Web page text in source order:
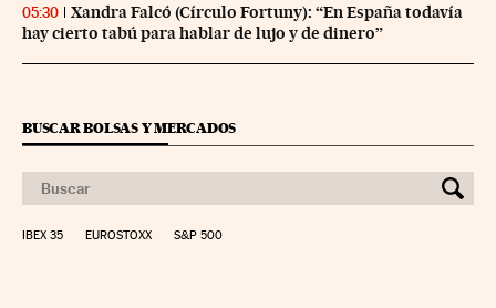
05:30
Xandra Falcó (Círculo Fortuny): “En España todavía
hay cierto tabú para hablar de lujo y de dinero”
BUSCAR BOLSAS Y MERCADOS
IBEX 35 EUROSTOXX S&P 500